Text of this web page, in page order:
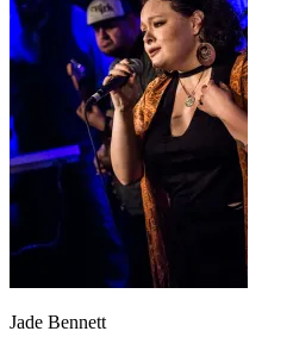
Jade Bennett